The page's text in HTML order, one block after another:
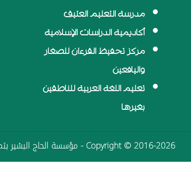
مدرسة التعليم العتيق
أكاديمية الدراسات الإسلامية
مركز تحفيظ القرءان للصغار
واليافعين
تعليم اللغة العربية للناطقين
بغيرها
Copyright © 2016-2026 - مؤسسة الحاج البشير بتمارة المغرب - جميع الحقوق محفوظة